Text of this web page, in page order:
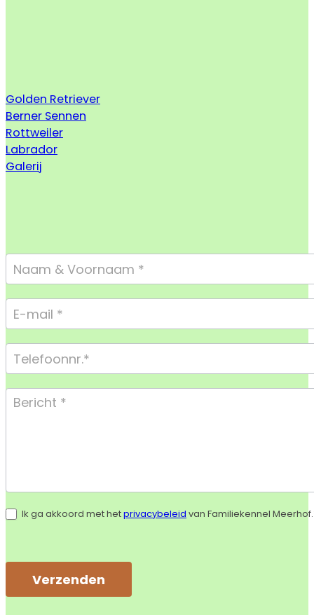
Golden Retriever
Berner Sennen
Rottweiler
Labrador
Galerij
Footer
Form
Compact
Ik ga akkoord met hetprivacybeleid van Familiekennel Meerhof.
Verzenden